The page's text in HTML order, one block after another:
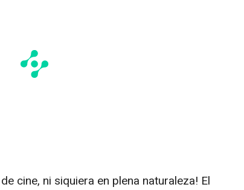
cine, ni siquiera en plena naturaleza! El